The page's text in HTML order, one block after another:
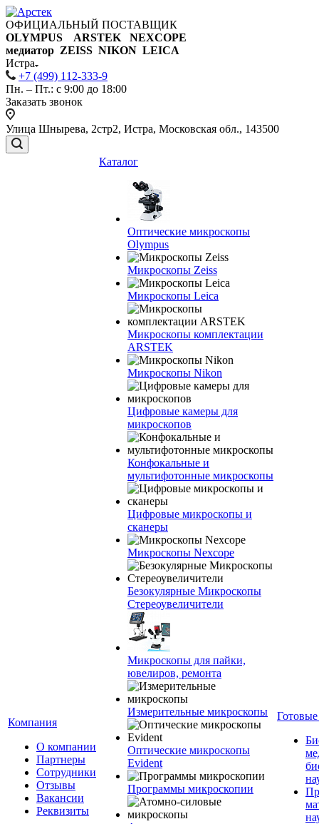
ОФИЦИАЛЬНЫЙ ПОСТАВЩИК
OLYMPUS ARSTEK NEXCOPE
медиатор ZEISS NIKON LEICA
Истра
+7 (499) 112-333-9
Пн. – Пт.: с 9:00 до 18:00
Заказать звонок
Улица Шнырева, 2стр2, Истра, Московская обл., 143500
Компания
О компании
Партнеры
Сотрудники
Отзывы
Вакансии
Реквизиты
Каталог
Оптические микроскопы
Olympus
Микроскопы Zeiss
Микроскопы Leica
Микроскопы комплектации
ARSTEK
Микроскопы Nikon
Цифровые камеры для
микроскопов
Конфокальные и
мультифотонные микроскопы
Цифровые микроскопы и
сканеры
Микроскопы Nexcope
Безокулярные Микроскопы
Стереоувеличители
Микроскопы для пайки,
ювелиров, ремонта
Измерительные микроскопы
Оптические микроскопы
Evident
Программы микроскопии